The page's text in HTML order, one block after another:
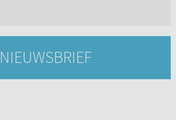
NIEUWSBRIEF